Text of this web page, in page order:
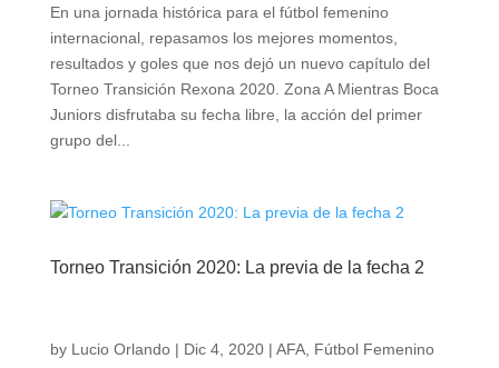
En una jornada histórica para el fútbol femenino
internacional, repasamos los mejores momentos,
resultados y goles que nos dejó un nuevo capítulo del
Torneo Transición Rexona 2020. Zona A Mientras Boca
Juniors disfrutaba su fecha libre, la acción del primer
grupo del...
Torneo Transición 2020: La previa de la fecha 2
by Lucio Orlando| Dic 4, 2020| AFA, Fútbol Femenino